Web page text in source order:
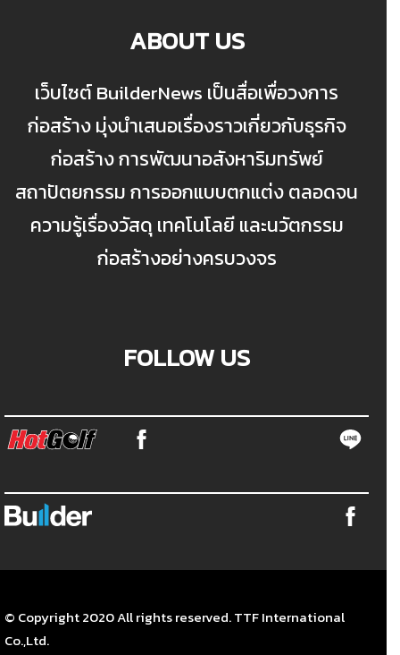
ABOUT US
เว็บไซต์ BuilderNews เป็นสื่อเพื่อวงการ
ก่อสร้าง มุ่งนำเสนอเรื่องราวเกี่ยวกับธุรกิจ
ก่อสร้าง การพัฒนาอสังหาริมทรัพย์
สถาปัตยกรรม การออกแบบตกแต่ง ตลอดจน
ความรู้เรื่องวัสดุ เทคโนโลยี และนวัตกรรม
ก่อสร้างอย่างครบวงจร
FOLLOW US
© Copyright 2020 All rights reserved. TTF International
Co.,Ltd.